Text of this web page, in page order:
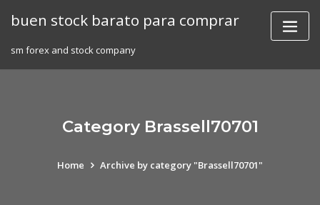
buen stock barato para comprar
sm forex and stock company
Category Brassell70701
Home Archive by category "Brassell70701"